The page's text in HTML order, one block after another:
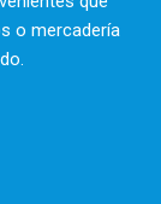
o mercadería